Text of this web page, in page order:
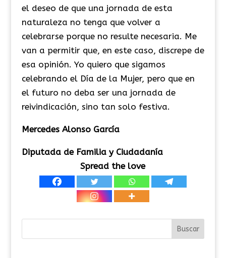
el deseo de que una jornada de esta
naturaleza no tenga que volver a
celebrarse porque no resulte necesaria. Me
van a permitir que, en este caso, discrepe de
esa opinión. Yo quiero que sigamos
celebrando el Día de la Mujer, pero que en
el futuro no deba ser una jornada de
reivindicación, sino tan solo festiva.
Mercedes Alonso García
Diputada de Familia y Ciudadanía
Spread the love